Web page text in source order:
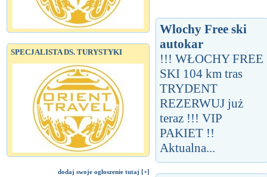
SPECJALISTA DS. TURYSTYKI
dodaj swoje ogłoszenie tutaj [+]
Wlochy Free ski
autokar
!!! WŁOCHY FREE
SKI 104 km tras
TRYDENT
REZERWUJ już
teraz !!! VIP
PAKIET !!
Aktualna...